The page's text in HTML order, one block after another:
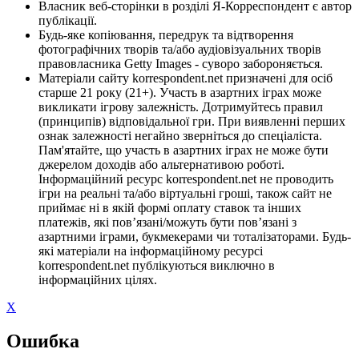
Власник веб-сторінки в розділі Я-Корреспондент є автор
публікації.
Будь-яке копіювання, передрук та відтворення
фотографічних творів та/або аудіовізуальних творів
правовласника Getty Images - суворо забороняється.
Матеріали сайту korrespondent.net призначені для осіб
старше 21 року (21+). Участь в азартних іграх може
викликати ігрову залежність. Дотримуйтесь правил
(принципів) відповідальної гри. При виявленні перших
ознак залежності негайно зверніться до спеціаліста.
Пам'ятайте, що участь в азартних іграх не може бути
джерелом доходів або альтернативою роботі.
Інформаційний ресурс korrespondent.net не проводить
ігри на реальні та/або віртуальні гроші, також сайт не
приймає ні в якій формі оплату ставок та інших
платежів, які пов’язані/можуть бути пов’язані з
азартними іграми, букмекерами чи тоталізаторами. Будь-
які матеріали на інформаційному ресурсі
korrespondent.net публікуються виключно в
інформаційних цілях.
X
Ошибка